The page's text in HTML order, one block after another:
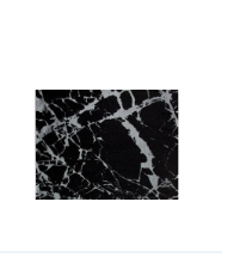
Covor rezistent SM 21 -
Black, Silver XW, 80x300
441 lei